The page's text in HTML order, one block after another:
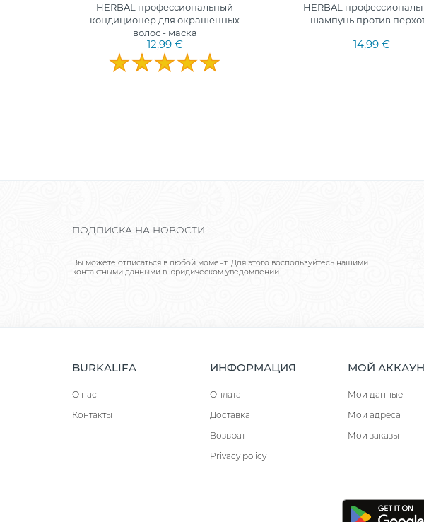
HERBAL профессиональный
кондиционер для окрашенных
волос - маска
12,99 €
HERBAL
шампунь против
14,99 €
ПОДПИСКА НА НОВОСТИ
Вы можете отписаться в любой момент. Для этого воспользуйтесь нашими
контактными данными в юридическом уведомлении.
BURKALIFA
О нас
Контакты
ИНФОРМАЦИЯ
Оплата
Доставка
Возврат
Privacy policy
МОЙ
Мои данные
Мои адреса
Мои заказы